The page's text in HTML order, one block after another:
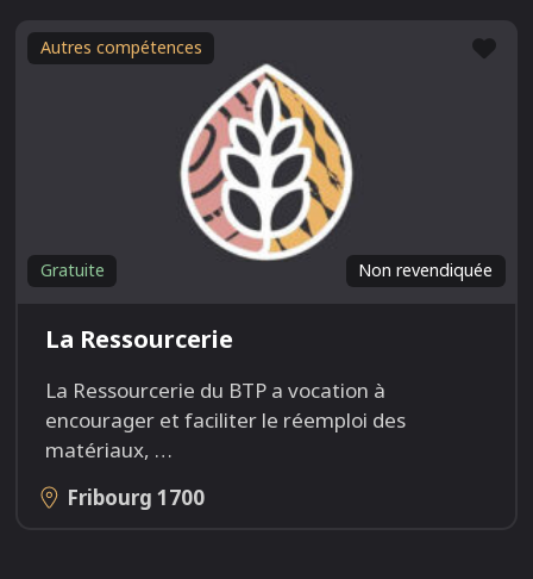
Autres compétences
Non revendiquée
Gratuite
La Ressourcerie
La Ressourcerie du BTP a vocation à
encourager et faciliter le réemploi des
matériaux, …
Fribourg 1700